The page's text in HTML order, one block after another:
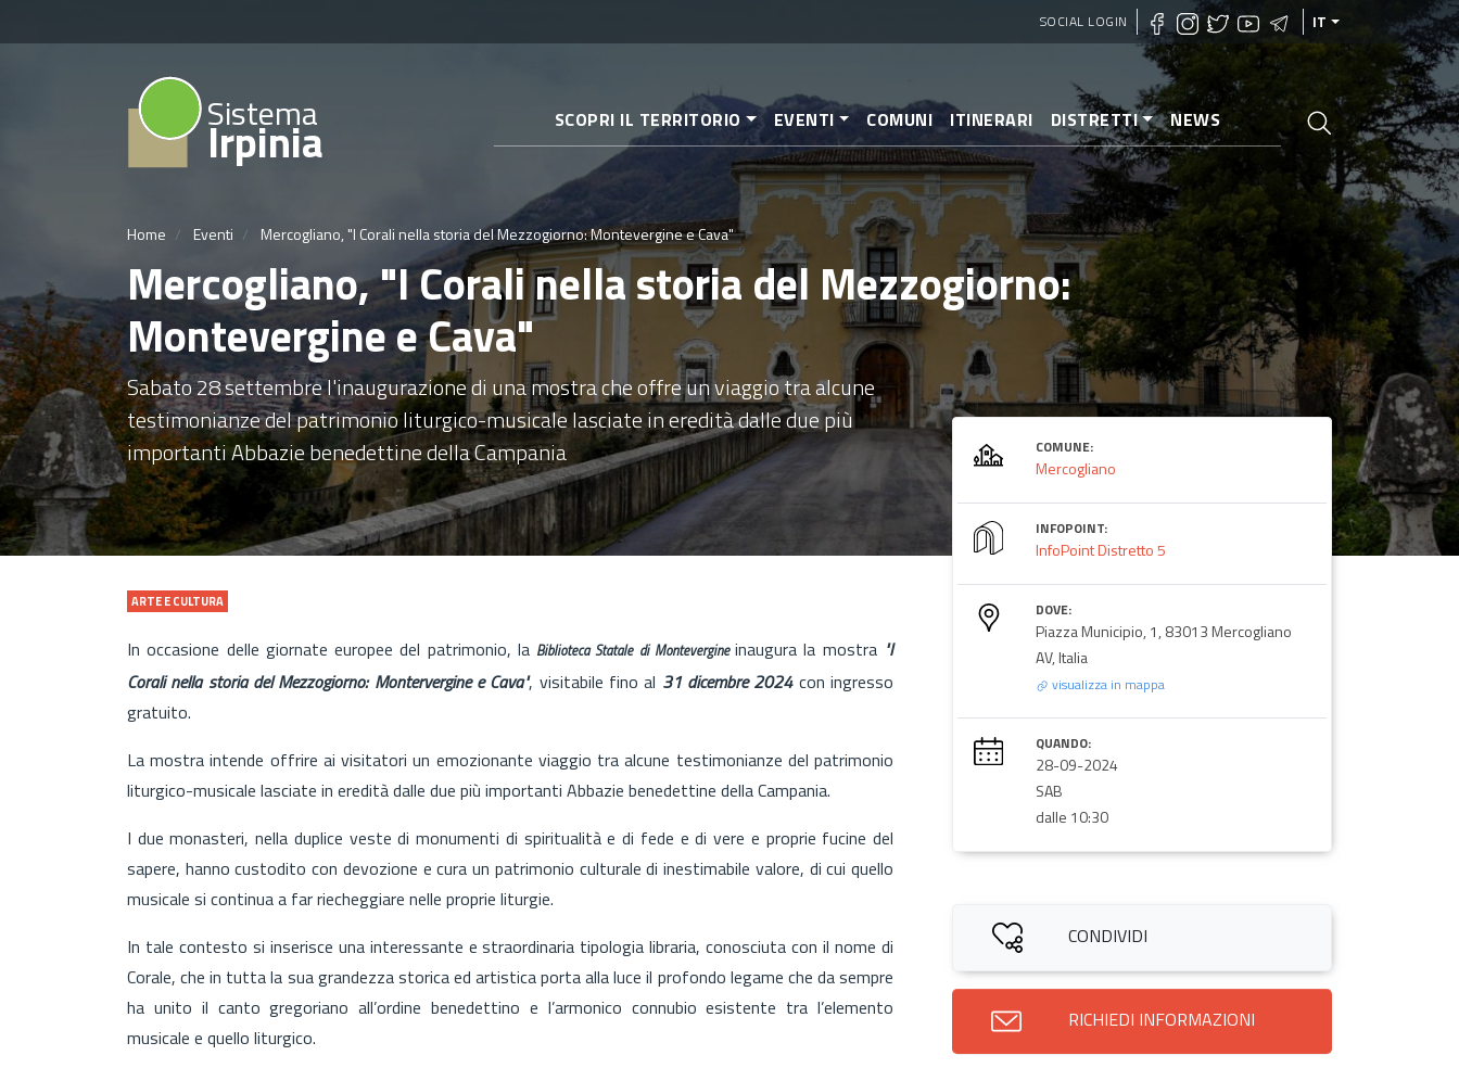
al
principale
SOCIAL LOGIN IT
Sistema
Irpinia SCOPRI IL TERRITORIO EVENTI COMUNI ITINERARI DISTRETTI NEWS
Home Eventi Mercogliano, "I Corali nella storia del Mezzogiorno: Montevergine e Cava"
Mercogliano, "I Corali nella storia del Mezzogiorno:
Montevergine e Cava"
Sabato 28 settembre l'inaugurazione di una mostra che offre un viaggio tra alcune
testimonianze del patrimonio liturgico-musicale lasciate in eredità dalle due più
importanti Abbazie benedettine della Campania
ARTE E CULTURA
In occasione delle giornate europee del patrimonio, la Biblioteca Statale di Montevergineinaugura la mostra "I
Corali nella storia del Mezzogiorno: Montervergine e Cava", visitabile fino al 31 dicembre 2024 con ingresso
gratuito.
La mostra intende offrire ai visitatori un emozionante viaggio tra alcune testimonianze del patrimonio
liturgico-musicale lasciate in eredità dalle due più importanti Abbazie benedettine della Campania.
I due monasteri, nella duplice veste di monumenti di spiritualità e di fede e di vere e proprie fucine del
sapere, hanno custodito con devozione e cura un patrimonio culturale di inestimabile valore, di cui quello
musicale si continua a far riecheggiare nelle proprie liturgie.
In tale contesto si inserisce una interessante e straordinaria tipologia libraria, conosciuta con il nome di
Corale, che in tutta la sua grandezza storica ed artistica porta alla luce il profondo legame che da sempre
ha unito il canto gregoriano all’ordine benedettino e l’armonico connubio esistente tra l’elemento
musicale e quello liturgico.
COMUNE:
Mercogliano
INFOPOINT:
InfoPoint Distretto 5
DOVE:
Piazza Municipio, 1, 83013 Mercogliano
AV, Italia
visualizza in mappa
QUANDO:
28-09-2024
SAB
dalle 10:30
CONDIVIDI
RICHIEDI INFORMAZIONI